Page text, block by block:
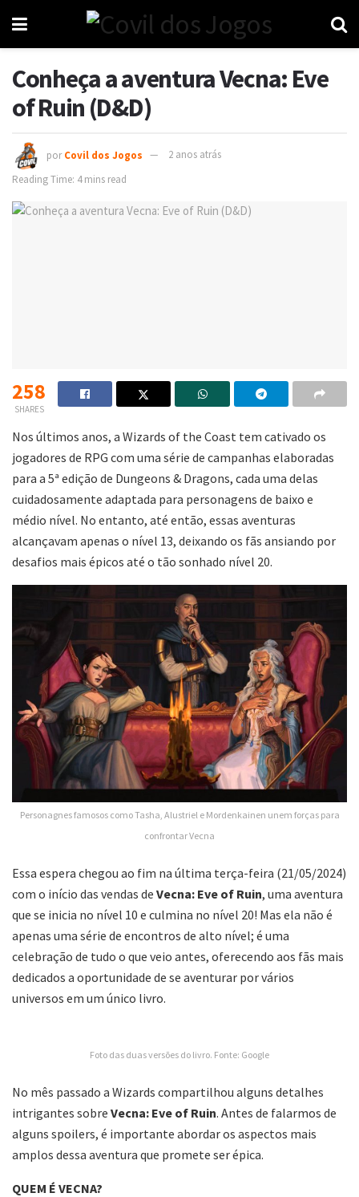
Conheça a aventura Vecna: Eve
of Ruin (D&D)
por Covil dos Jogos
2 anos atrás
Reading Time: 4 mins read
258
SHARES
Nos últimos anos, a Wizards of the Coast tem cativado os
jogadores de RPG com uma série de campanhas elaboradas
para a 5ª edição de Dungeons & Dragons, cada uma delas
cuidadosamente adaptada para personagens de baixo e
médio nível. No entanto, até então, essas aventuras
alcançavam apenas o nível 13, deixando os fãs ansiando por
desafios mais épicos até o tão sonhado nível 20.
Personagnes famosos como Tasha, Alustriel e Mordenkainen unem forças para
confrontar Vecna
Essa espera chegou ao fim na última terça-feira (21/05/2024)
com o início das vendas de Vecna: Eve of Ruin, uma aventura
que se inicia no nível 10 e culmina no nível 20! Mas ela não é
apenas uma série de encontros de alto nível; é uma
celebração de tudo o que veio antes, oferecendo aos fãs mais
dedicados a oportunidade de se aventurar por vários
universos em um único livro.
Foto das duas versões do livro. Fonte: Google
No mês passado a Wizards compartilhou alguns detalhes
intrigantes sobre Vecna: Eve of Ruin. Antes de falarmos de
alguns spoilers, é importante abordar os aspectos mais
amplos dessa aventura que promete ser épica.
QUEM É VECNA?